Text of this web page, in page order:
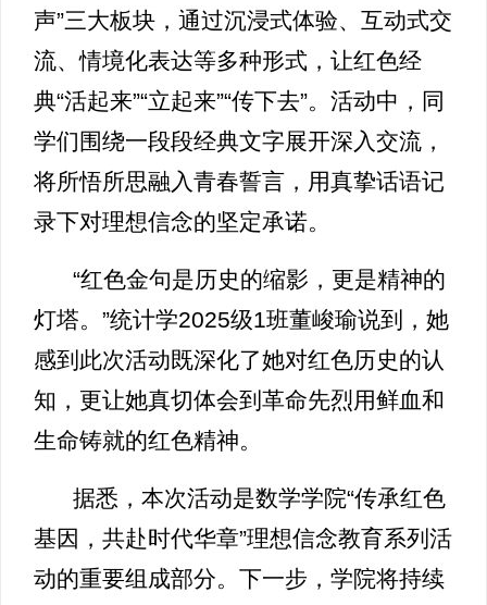
声”三大板块，通过沉浸式体验、互动式交
流、情境化表达等多种形式，让红色经
典“活起来”“立起来”“传下去”。活动中，同
学们围绕一段段经典文字展开深入交流，
将所悟所思融入青春誓言，用真挚话语记
录下对理想信念的坚定承诺。
“红色金句是历史的缩影，更是精神的
灯塔。”统计学2025级1班董峻瑜说到，她
感到此次活动既深化了她对红色历史的认
知，更让她真切体会到革命先烈用鲜血和
生命铸就的红色精神。
据悉，本次活动是数学学院“传承红色
基因，共赴时代华章”理想信念教育系列活
动的重要组成部分。下一步，学院将持续